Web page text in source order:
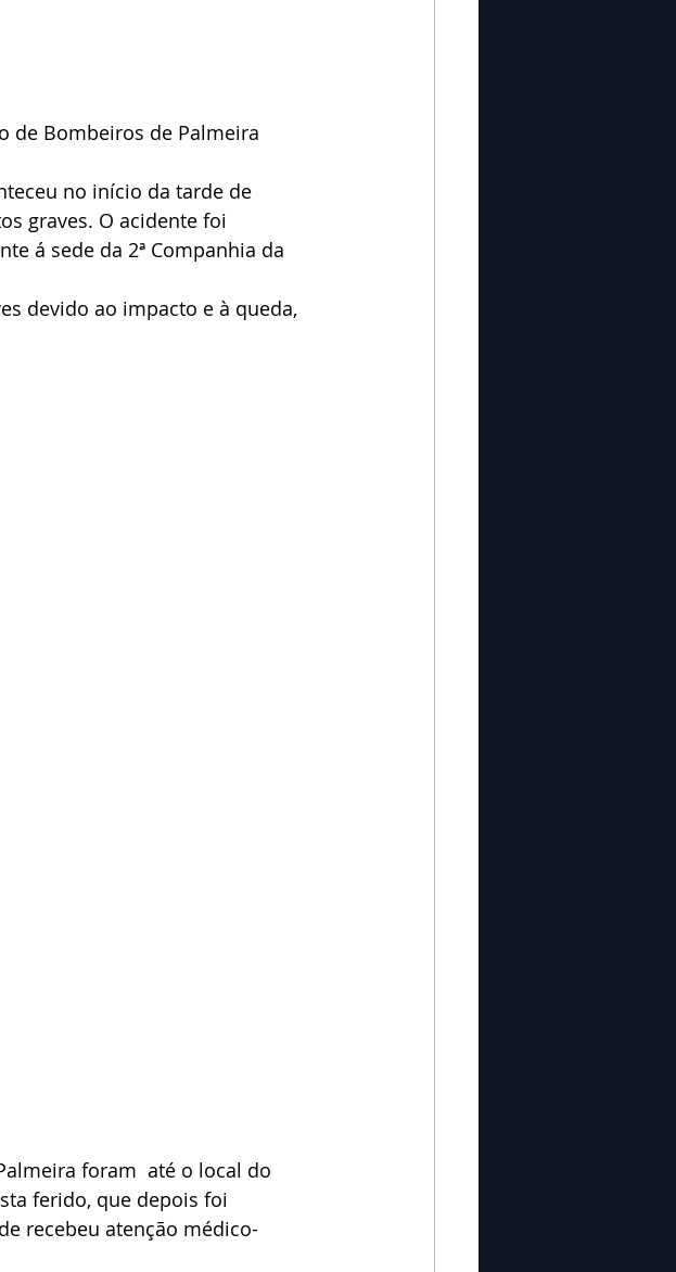
de Bombeiros de Palmeira
graves. O acidente foi
á sede da 2ª Companhia da
devido ao impacto e à queda,
foram  até o local do
ferido, que depois foi
recebeu atenção médico-